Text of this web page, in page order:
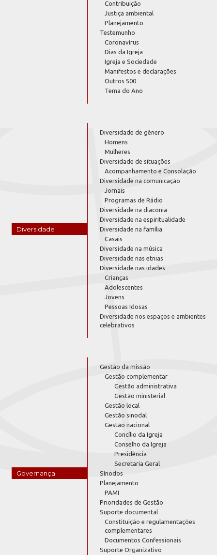
Contribuição
Justiça ambiental
Planejamento
Testemunho
Coronavírus
Dias da Igreja
Igreja e Sociedade
Manifestos e declarações
Outros 500
Tema do Ano
Diversidade
Diversidade de gênero
Homens
Mulheres
Diversidade de situações
Acompanhamento e Consolação
Diversidade na comunicação
Jornais
Programas de Rádio
Diversidade na diaconia
Diversidade na espiritualidade
Diversidade na família
Casais
Diversidade na música
Diversidade nas etnias
Diversidade nas idades
Crianças
Adolescentes
Jovens
Pessoas Idosas
Diversidade nos espaços e ambientes
celebrativos
Governança
Gestão da missão
Gestão complementar
Gestão administrativa
Gestão ministerial
Gestão local
Gestão sinodal
Gestão nacional
Concílio da Igreja
Conselho da Igreja
Presidência
Secretaria Geral
Sínodos
Planejamento
PAMI
Prioridades de Gestão
Suporte documental
Constituição e regulamentações
complementares
Documentos Confessionais
Suporte Organizativo